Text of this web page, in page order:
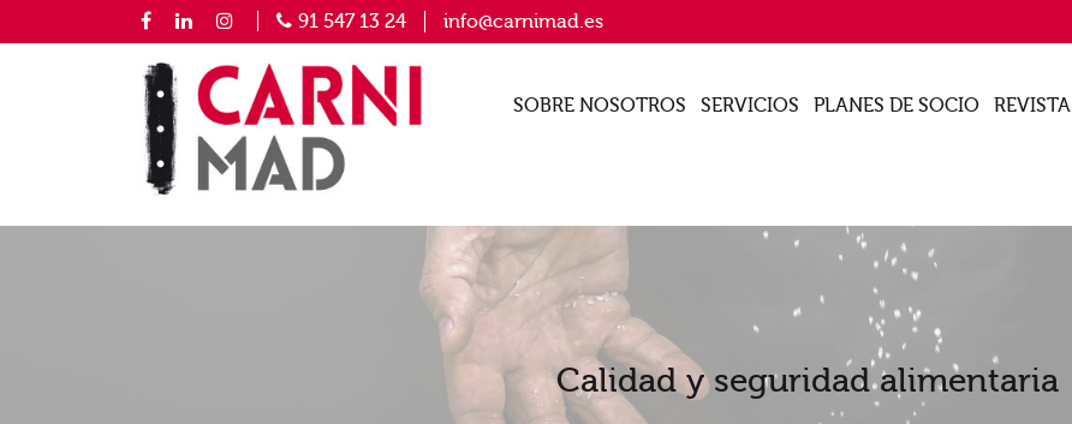
91 547 13 24 info@carnimad.es
SOBRE NOSOTROS SERVICIOS PLANES DE SOCIO REVISTA
Calidad y seguridad alimentaria